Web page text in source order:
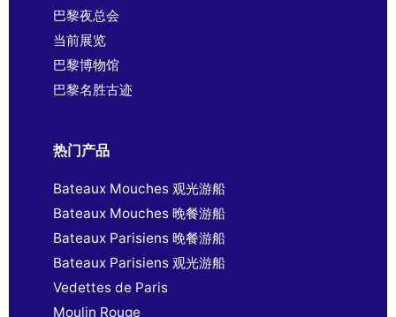
巴黎夜总会
当前展览
巴黎博物馆
巴黎名胜古迹
热门产品
Bateaux Mouches 观光游船
Bateaux Mouches 晚餐游船
Bateaux Parisiens 晚餐游船
Bateaux Parisiens 观光游船
Vedettes de Paris
Moulin Rouge